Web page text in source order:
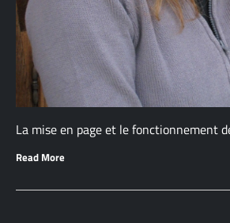
La mise en page et le fonctionnement
Read More